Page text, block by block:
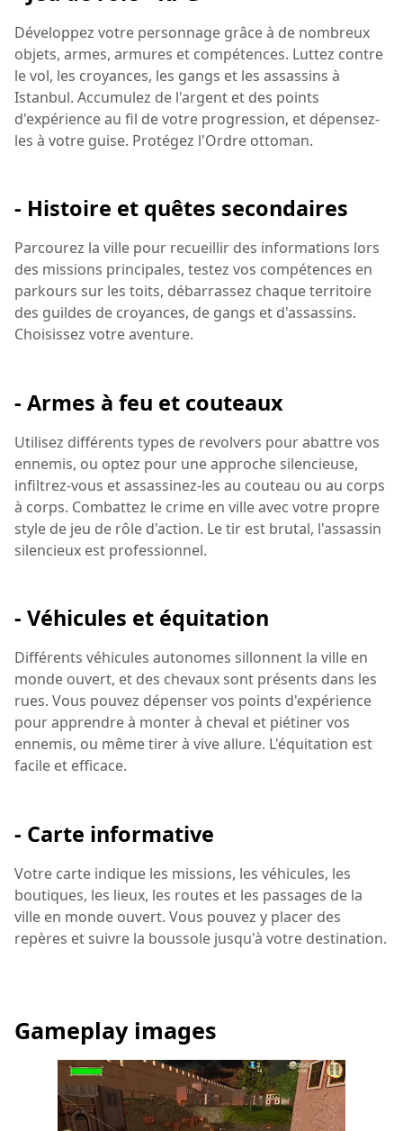
Développez votre personnage grâce à de nombreux
objets, armes, armures et compétences. Luttez contre
le vol, les croyances, les gangs et les assassins à
Istanbul. Accumulez de l'argent et des points
d'expérience au fil de votre progression, et dépensez-
les à votre guise. Protégez l'Ordre ottoman.
- Histoire et quêtes secondaires
Parcourez la ville pour recueillir des informations lors
des missions principales, testez vos compétences en
parkours sur les toits, débarrassez chaque territoire
des guildes de croyances, de gangs et d'assassins.
Choisissez votre aventure.
- Armes à feu et couteaux
Utilisez différents types de revolvers pour abattre vos
ennemis, ou optez pour une approche silencieuse,
infiltrez-vous et assassinez-les au couteau ou au corps
à corps. Combattez le crime en ville avec votre propre
style de jeu de rôle d'action. Le tir est brutal, l'assassin
silencieux est professionnel.
- Véhicules et équitation
Différents véhicules autonomes sillonnent la ville en
monde ouvert, et des chevaux sont présents dans les
rues. Vous pouvez dépenser vos points d'expérience
pour apprendre à monter à cheval et piétiner vos
ennemis, ou même tirer à vive allure. L'équitation est
facile et efficace.
- Carte informative
Votre carte indique les missions, les véhicules, les
boutiques, les lieux, les routes et les passages de la
ville en monde ouvert. Vous pouvez y placer des
repères et suivre la boussole jusqu'à votre destination.
Gameplay images